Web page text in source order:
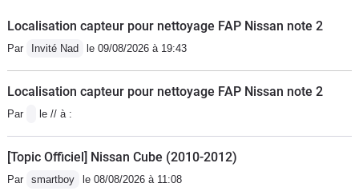
Localisation capteur pour nettoyage FAP Nissan note 2
Par Invité Nad le 09/08/2026 à 19:43
Localisation capteur pour nettoyage FAP Nissan note 2
Par le // à :
[Topic Officiel] Nissan Cube (2010-2012)
Par smartboy le 08/08/2026 à 11:08